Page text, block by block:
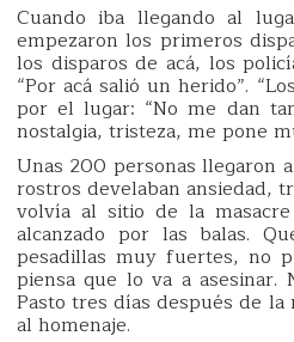
Cuando iba llegando al
empezaron los primeros
los disparos de acá, los
“Por acá salió un herido”.
por el lugar: “No me dan
nostalgia, tristeza, me pone
Unas 200 personas llegaron
rostros develaban ansiedad,
volvía al sitio de la
alcanzado por las balas.
pesadillas muy fuertes, no
piensa que lo va a
Pasto tres días después de
al homenaje.